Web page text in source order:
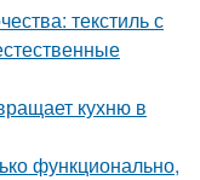
текстиль с
кухню в
функционально,